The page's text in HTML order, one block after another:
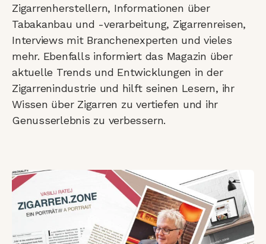
Zigarrenherstellern, Informationen über
Tabakanbau und -verarbeitung, Zigarrenreisen,
Interviews mit Branchenexperten und vieles
mehr. Ebenfalls informiert das Magazin über
aktuelle Trends und Entwicklungen in der
Zigarrenindustrie und hilft seinen Lesern, ihr
Wissen über Zigarren zu vertiefen und ihr
Genusserlebnis zu verbessern.